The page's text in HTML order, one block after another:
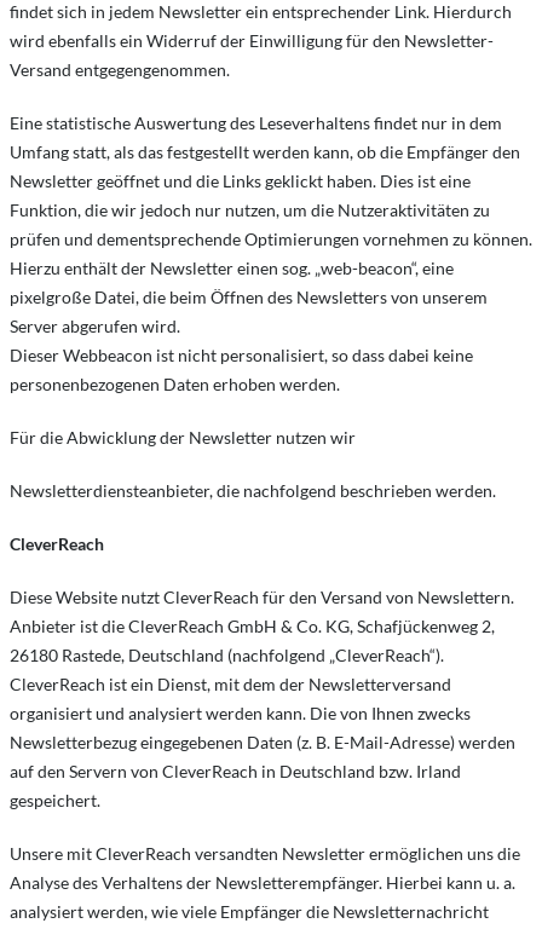
findet sich in jedem Newsletter ein entsprechender Link. Hierdurch
wird ebenfalls ein Widerruf der Einwilligung für den Newsletter-
Versand entgegengenommen.
Eine statistische Auswertung des Leseverhaltens findet nur in dem
Umfang statt, als das festgestellt werden kann, ob die Empfänger den
Newsletter geöffnet und die Links geklickt haben. Dies ist eine
Funktion, die wir jedoch nur nutzen, um die Nutzeraktivitäten zu
prüfen und dementsprechende Optimierungen vornehmen zu können.
Hierzu enthält der Newsletter einen sog. „web-beacon“, eine
pixelgroße Datei, die beim Öffnen des Newsletters von unserem
Server abgerufen wird.
Dieser Webbeacon ist nicht personalisiert, so dass dabei keine
personenbezogenen Daten erhoben werden.
Für die Abwicklung der Newsletter nutzen wir
Newsletterdiensteanbieter, die nachfolgend beschrieben werden.
CleverReach
Diese Website nutzt CleverReach für den Versand von Newslettern.
Anbieter ist die CleverReach GmbH & Co. KG, Schafjückenweg 2,
26180 Rastede, Deutschland (nachfolgend „CleverReach“).
CleverReach ist ein Dienst, mit dem der Newsletterversand
organisiert und analysiert werden kann. Die von Ihnen zwecks
Newsletterbezug eingegebenen Daten (z. B. E-Mail-Adresse) werden
auf den Servern von CleverReach in Deutschland bzw. Irland
gespeichert.
Unsere mit CleverReach versandten Newsletter ermöglichen uns die
Analyse des Verhaltens der Newsletterempfänger. Hierbei kann u. a.
analysiert werden, wie viele Empfänger die Newsletternachricht